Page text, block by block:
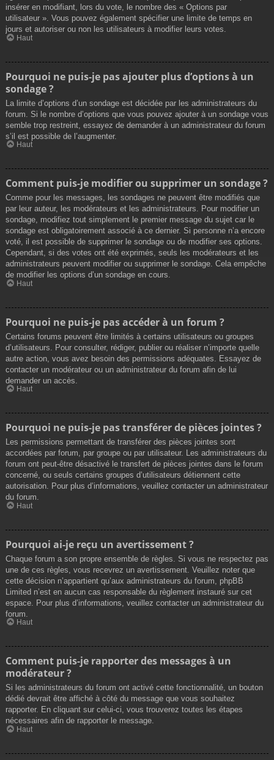
insérer en modifiant, lors du vote, le nombre des « Options par
utilisateur ». Vous pouvez également spécifier une limite de temps en
jours et autoriser ou non les utilisateurs à modifier leurs votes.
Haut
Pourquoi ne puis-je pas ajouter plus d’options à un
sondage ?
La limite d’options d’un sondage est décidée par les administrateurs du
forum. Si le nombre d’options que vous pouvez ajouter à un sondage vous
semble trop restreint, essayez de demander à un administrateur du forum
s’il est possible de l’augmenter.
Haut
Comment puis-je modifier ou supprimer un sondage ?
Comme pour les messages, les sondages ne peuvent être modifiés que
par leur auteur, les modérateurs et les administrateurs. Pour modifier un
sondage, modifiez tout simplement le premier message du sujet car le
sondage est obligatoirement associé à ce dernier. Si personne n’a encore
voté, il est possible de supprimer le sondage ou de modifier ses options.
Cependant, si des votes ont été exprimés, seuls les modérateurs et les
administrateurs peuvent modifier ou supprimer le sondage. Cela empêche
de modifier les options d’un sondage en cours.
Haut
Pourquoi ne puis-je pas accéder à un forum ?
Certains forums peuvent être limités à certains utilisateurs ou groupes
d’utilisateurs. Pour consulter, rédiger, publier ou réaliser n’importe quelle
autre action, vous avez besoin des permissions adéquates. Essayez de
contacter un modérateur ou un administrateur du forum afin de lui
demander un accès.
Haut
Pourquoi ne puis-je pas transférer de pièces jointes ?
Les permissions permettant de transférer des pièces jointes sont
accordées par forum, par groupe ou par utilisateur. Les administrateurs du
forum ont peut-être désactivé le transfert de pièces jointes dans le forum
concerné, ou seuls certains groupes d’utilisateurs détiennent cette
autorisation. Pour plus d’informations, veuillez contacter un administrateur
du forum.
Haut
Pourquoi ai-je reçu un avertissement ?
Chaque forum a son propre ensemble de règles. Si vous ne respectez pas
une de ces règles, vous recevrez un avertissement. Veuillez noter que
cette décision n’appartient qu’aux administrateurs du forum, phpBB
Limited n’est en aucun cas responsable du règlement instauré sur cet
espace. Pour plus d’informations, veuillez contacter un administrateur du
forum.
Haut
Comment puis-je rapporter des messages à un
modérateur ?
Si les administrateurs du forum ont activé cette fonctionnalité, un bouton
dédié devrait être affiché à côté du message que vous souhaitez
rapporter. En cliquant sur celui-ci, vous trouverez toutes les étapes
nécessaires afin de rapporter le message.
Haut